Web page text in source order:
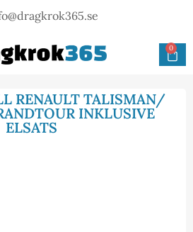
0
RENAULT TALISMAN/
INKLUSIVE
ELSATS